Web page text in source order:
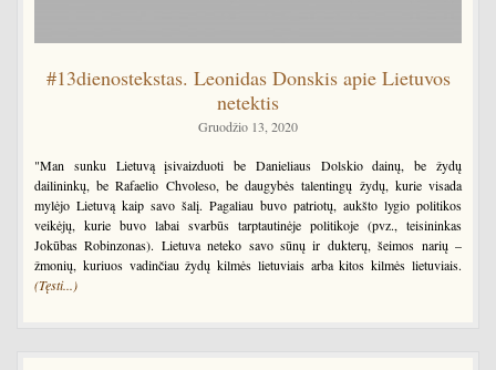
#13dienostekstas. Leonidas Donskis apie Lietuvos
netektis
Gruodžio 13, 2020
"Man sunku Lietuvą įsivaizduoti be Danieliaus Dolskio dainų, be žydų
dailininkų, be Rafaelio Chvoleso, be daugybės talentingų žydų, kurie visada
mylėjo Lietuvą kaip savo šalį. Pagaliau buvo patriotų, aukšto lygio politikos
veikėjų, kurie buvo labai svarbūs tarptautinėje politikoje (pvz., teisininkas
Jokūbas Robinzonas). Lietuva neteko savo sūnų ir dukterų, šeimos narių –
žmonių, kuriuos vadinčiau žydų kilmės lietuviais arba kitos kilmės lietuviais.
(Tęsti...)